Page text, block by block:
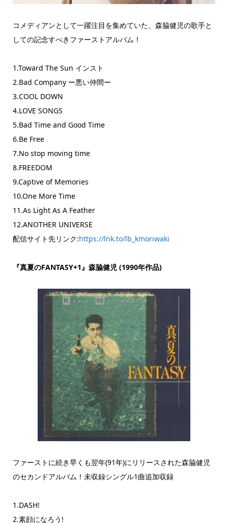
コメディアンとして一躍注目を集めていた、森脇健児の歌手と
しての記念すべきファーストアルバム！
1.Toward The Sun インスト
2.Bad Company ー悪い仲間ー
3.COOL DOWN
4.LOVE SONGS
5.Bad Time and Good Time
6.Be Free
7.No stop moving time
8.FREEDOM
9.Captive of Memories
10.One More Time
11.As Light As A Feather
12.ANOTHER UNIVERSE
配信サイト先リンク:https://lnk.to/lb_kmoriwaki
『真夏のFANTASY+1』森脇健児 (1990年作品)
ファーストに続き早くも翌年(91年)にリリースされた森脇健児
のセカンドアルバム！未収録シングル1曲追加収録
1.DASH!
2.素顔になろう!